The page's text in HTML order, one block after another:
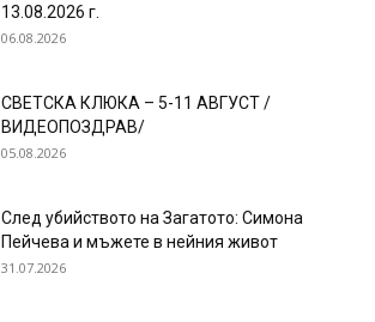
13.08.2026 г.
06.08.2026
СВЕТСКА КЛЮКА – 5-11 АВГУСТ /
ВИДЕОПОЗДРАВ/
05.08.2026
След убийството на Загатото: Симона
Пейчева и мъжете в нейния живот
31.07.2026